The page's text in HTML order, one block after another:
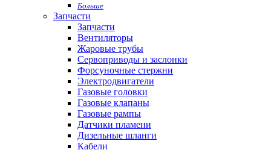
Больше
Запчасти
Запчасти
Вентиляторы
Жаровые трубы
Сервоприводы и заслонки
Форсуночные стержни
Электродвигатели
Газовые головки
Газовые клапаны
Газовые рампы
Датчики пламени
Дизельные шланги
Кабели